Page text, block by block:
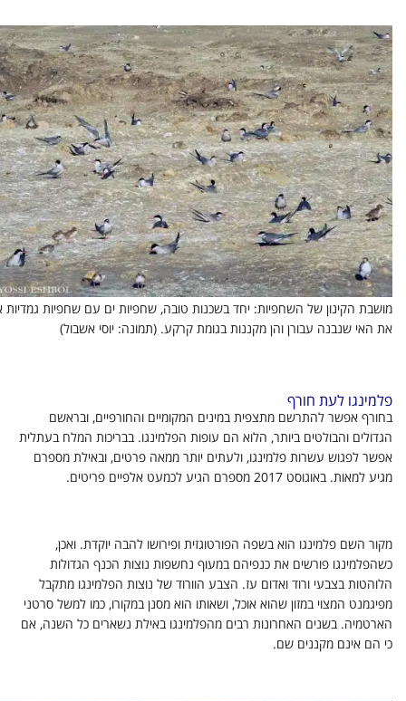
מושבת הקינון של השחפיות: יחד בשכנות טובה, שחפיות ים עם שחפיות גמדיות
את האי שנבנה עבורן והן מקננות בגומת קרקע. (תמונה: יוסי אשבול)
פלמינגו לעת חורף
בחורף אפשר להתרשם מתצפית במינים המקומיים והחורפיים, ובראשם
הגדולים והבולטים ביותר, הלוא הם עופות הפלמינגו. בבריכות המלח בעתלית
אפשר לפגוש עשרות פלמינגו, ולעתים יותר ממאה פרטים, ובאילת מספרם
מגיע למאות. באוגוסט 2017 מספרם הגיע לכמעט
אלפיים פריטים.
מקור השם פלמינגו הוא בשפה הפורטוגזית ופירושו להבה יוקדת. ואכן,
כשהפלמינגו פורשים את כנפיהם במעוף נחשפות נוצות הכנף הגדולות
הלוהטות בצבעי ורוד ואדום עז. הצבע הוורוד של נוצות הפלמינגו מתקבל
מפיגמנט המצוי במזון שהוא אוכל, ושאותו הוא מסנן במקורו, כמו למשל סרטני
הארטמיה. בשנים האחרונות רבים מהפלמינגו באילת נשארים כל השנה, אם
כי הם אינם מקננים שם.